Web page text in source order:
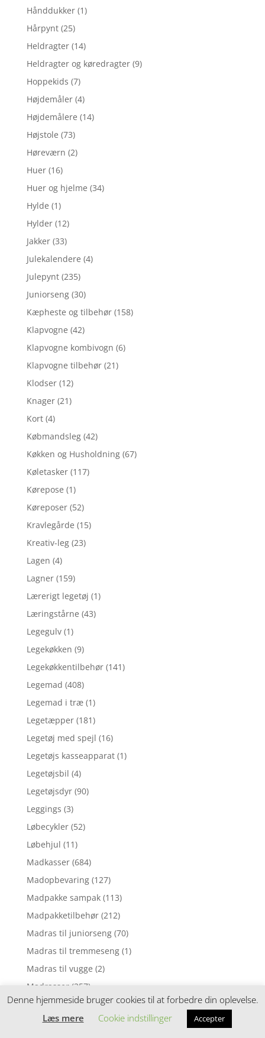
Hånddukker (1)
Hårpynt (25)
Heldragter (14)
Heldragter og køredragter (9)
Hoppekids (7)
Højdemåler (4)
Højdemålere (14)
Højstole (73)
Høreværn (2)
Huer (16)
Huer og hjelme (34)
Hylde (1)
Hylder (12)
Jakker (33)
Julekalendere (4)
Julepynt (235)
Juniorseng (30)
Kæpheste og tilbehør (158)
Klapvogne (42)
Klapvogne kombivogn (6)
Klapvogne tilbehør (21)
Klodser (12)
Knager (21)
Kort (4)
Købmandsleg (42)
Køkken og Husholdning (67)
Køletasker (117)
Kørepose (1)
Køreposer (52)
Kravlegårde (15)
Kreativ-leg (23)
Lagen (4)
Lagner (159)
Lærerigt legetøj (1)
Læringstårne (43)
Legegulv (1)
Legekøkken (9)
Legekøkkentilbehør (141)
Legemad (408)
Legemad i træ (1)
Legetæpper (181)
Legetøj med spejl (16)
Legetøjs kasseapparat (1)
Legetøjsbil (4)
Legetøjsdyr (90)
Leggings (3)
Løbecykler (52)
Løbehjul (11)
Madkasser (684)
Madopbevaring (127)
Madpakke sampak (113)
Madpakketilbehør (212)
Madras til juniorseng (70)
Madras til tremmeseng (1)
Madras til vugge (2)
Madrasser (257)
Mavebælter (3)
Motorik legetøj
Denne hjemmeside bruger cookies til at forbedre din oplevelse.
Læs mere
Cookie indstillinger Accepter